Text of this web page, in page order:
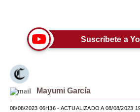
Viajes
Moda
Estilos
Mundo
EEUU
Suscríbete a
Mayumi García
08/08/2023 06H36- ACTUALIZADO A 08/08/2023